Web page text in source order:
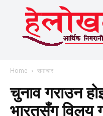
Home समाचार
चुनाव गराउन
भारतसँग विलय